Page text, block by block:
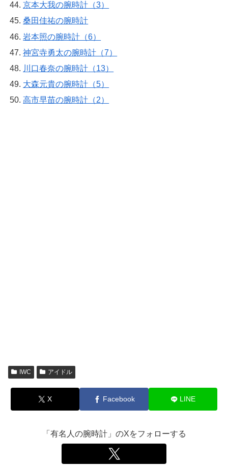
京本大我の腕時計（3）
桑田佳祐の腕時計
岩本照の腕時計（6）
神宮寺勇太の腕時計（7）
川口春奈の腕時計（13）
大森元貴の腕時計（5）
高市早苗の腕時計（2）
IWC アイドル
X Facebook LINE
「有名人の腕時計」のXをフォローする